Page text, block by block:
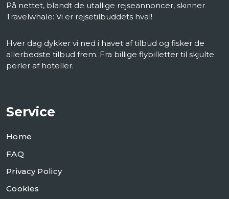
På nettet, blandt de utallige rejseannoncer, skinner
Travelwhale: Vi er rejsetilbuddets hval!
Hver dag dykker vi ned i havet af tilbud og fisker de
allerbedste tilbud frem. Fra billige flybilletter til skjulte
perler af hoteller.
Service
Home
FAQ
Privacy Policy
Cookies